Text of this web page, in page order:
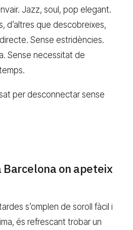
Jazz, soul, pop elegant.
d’altres que descobreixes,
Sense estridències.
Sense necessitat de
per desconnectar sense
on apeteix
s’omplen de soroll fàcil i
és refrescant trobar un